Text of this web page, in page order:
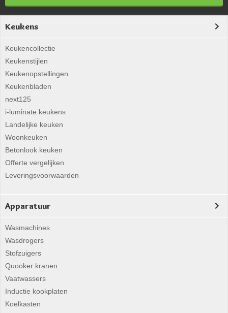
Keukens
Keukencollectie
Keukenstijlen
Keukenopstellingen
Keukenbladen
next125
i-luminate keukens
Landelijke keuken
Woonkeuken
Betonlook keuken
Offerte vergelijken
Leveringsvoorwaarden
Apparatuur
Wasmachines
Wasdrogers
Stofzuigers
Quooker kranen
Vaatwassers
Inductie kookplaten
Koelkasten